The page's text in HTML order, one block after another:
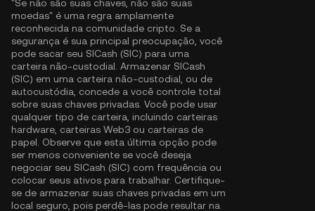
"Se não são suas chaves, não são suas
moedas" é uma regra amplamente
reconhecida na comunidade cripto. Se a
segurança é sua principal preocupação, você
pode sacar seu SICash (SIC) para uma
carteira não-custodial. Armazenar SICash
(SIC) em uma carteira não-custodial, ou de
autocustódia, concede a você controle total
sobre suas chaves privadas. Você pode usar
qualquer tipo de carteira, incluindo carteiras
hardware, carteiras Web3 ou carteiras de
papel. Observe que esta última opção pode
ser menos conveniente se você deseja
negociar seu SICash (SIC) com frequência ou
colocar seus ativos para trabalhar. Certifique-
se de armazenar suas chaves privadas em um
local seguro, pois perdê-las pode resultar na